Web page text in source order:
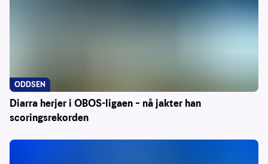
Diarra herjer i OBOS-ligaen – nå jakter han
scoringsrekorden
ODDSEN